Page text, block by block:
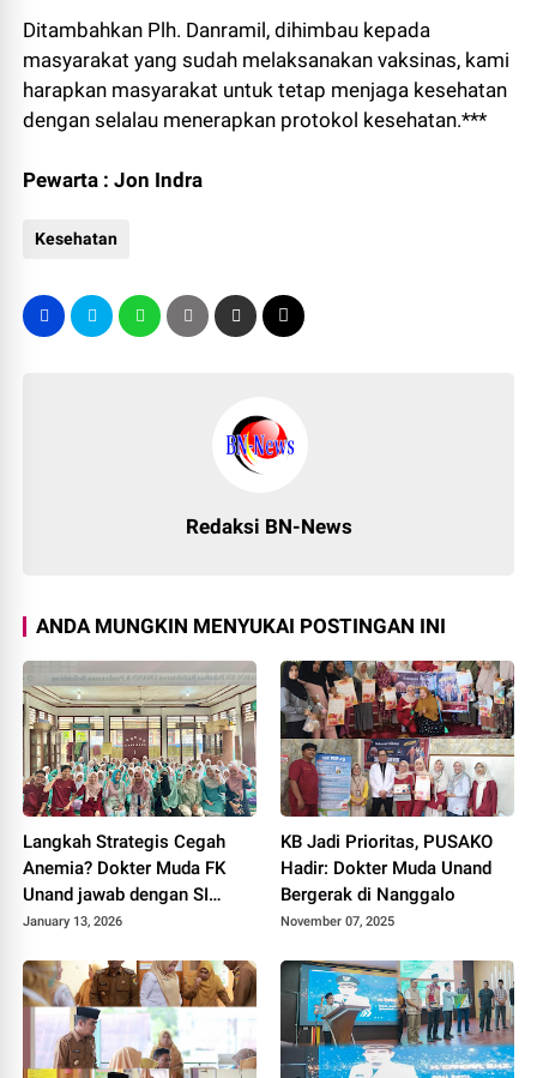
Ditambahkan Plh. Danramil, dihimbau kepada
masyarakat yang sudah melaksanakan vaksinas, kami
harapkan masyarakat untuk tetap menjaga kesehatan
dengan selalau menerapkan protokol kesehatan.***
Pewarta : Jon Indra
Kesehatan
Redaksi BN-News
ANDA MUNGKIN MENYUKAI POSTINGAN INI
Langkah Strategis Cegah
Anemia? Dokter Muda FK
Unand jawab dengan SI
CANTIK
January 13, 2026
KB Jadi Prioritas, PUSAKO
Hadir: Dokter Muda Unand
Bergerak di Nanggalo
November 07, 2025